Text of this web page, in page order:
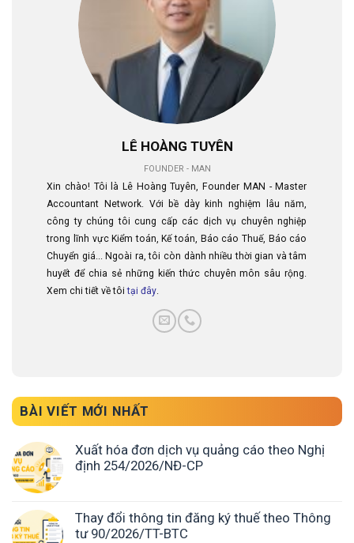
LÊ HOÀNG TUYÊN
FOUNDER - MAN
Xin chào! Tôi là Lê Hoàng Tuyên, Founder MAN - Master
Accountant Network. Với bề dày kinh nghiệm lâu năm,
công ty chúng tôi cung cấp các dịch vụ chuyên nghiệp
trong lĩnh vực Kiểm toán, Kế toán, Báo cáo Thuế, Báo cáo
Chuyển giá... Ngoài ra, tôi còn dành nhiều thời gian và tâm
huyết để chia sẻ những kiến thức chuyên môn sâu rộng.
Xem chi tiết về tôitại đây.
BÀI VIẾT MỚI NHẤT
Xuất hóa đơn dịch vụ quảng cáo theo Nghị
định 254/2026/NĐ-CP
Thay đổi thông tin đăng ký thuế theo Thông
tư 90/2026/TT-BTC